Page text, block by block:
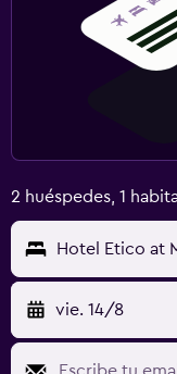
2 huéspedes, 1
Hotel Etico at
vie. 14/8